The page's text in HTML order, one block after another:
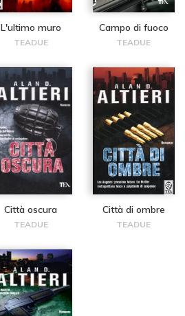
L'ultimo muro
TEADUE
Campo di fuoco
TEADUE
Città oscura
TEADUE
Città di ombre
TEADUE